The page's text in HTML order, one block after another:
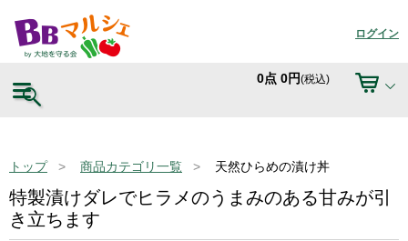
ログイン
0点 0円(税込)
トップ 商品カテゴリ一覧 天然ひらめの漬け丼
特製漬けダレでヒラメのうまみのある甘みが引
き立ちます